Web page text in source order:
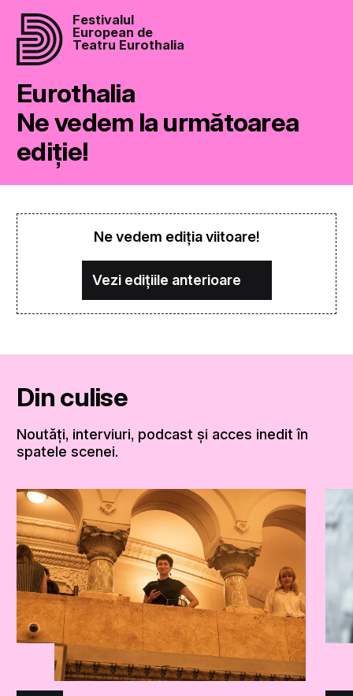
Festivalul
European de
Teatru Eurothalia
Eurothalia
Ne vedem la următoarea
ediție!
Ne vedem ediția viitoare!
Vezi edițiile anterioare
Din culise
Noutăți, interviuri, podcast și acces inedit în
spatele scenei.